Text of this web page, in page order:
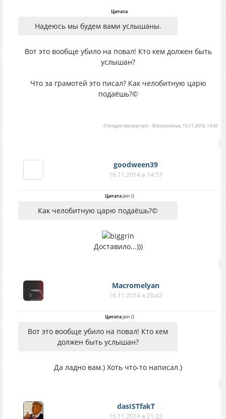
Цитата
Надеюсь мы будем вами услышаны.
Вот это вообще убило на повал! Кто кем должен быть
услышан?
Что за грамотей это писал? Как челобитную царю
подаёшь?©
Отредактировал jein - Воскресенье, 16.11.2014, 14:45
goodween39
16.11.2014 в 14:57
Цитатаjein ()
Как челобитную царю подаёшь?©
Доставило...)))
Macromelyan
16.11.2014 в 20:42
Цитатаjein ()
Вот это вообще убило на повал! Кто кем
должен быть услышан?
Да ладно вам.) Хоть что-то написал.)
dasISTfakT
16.11.2014 в 21:22